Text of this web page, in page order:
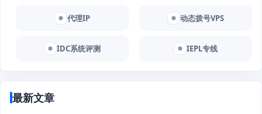
代理IP 动态拨号VPS
IDC系统评测 IEPL专线
最新文章